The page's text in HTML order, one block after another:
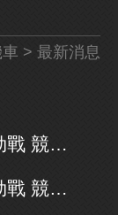
> 最新消息
N-23 六代勁戰 競技型全浮動碟240mm - 後碟專用
N-23 四代勁戰 競技型全浮動碟220mm - 後碟專用